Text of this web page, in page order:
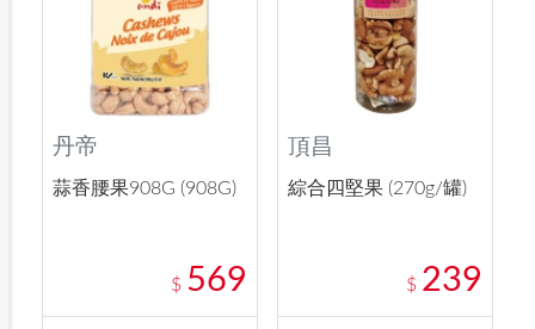
丹帝
蒜香腰果908G (908G)
$ 569
頂昌
綜合四堅果 (270g/罐)
$ 239